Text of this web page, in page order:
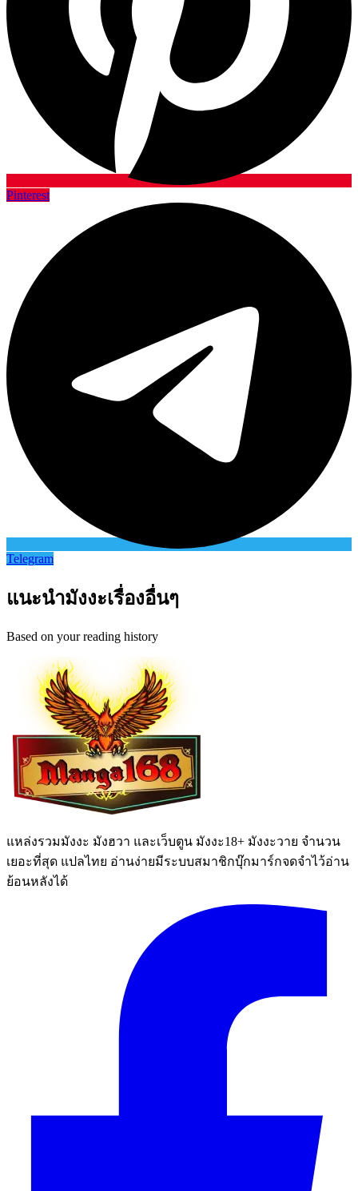
Pinterest
Telegram
แนะนำมังงะเรื่องอื่นๆ
Based on your reading history
แหล่งรวมมังงะ มังฮวา และเว็บตูน มังงะ18+ มังงะวาย จำนวน
เยอะที่สุด แปลไทย อ่านง่ายมีระบบสมาชิกบุ๊กมาร์กจดจำไว้อ่าน
ย้อนหลังได้